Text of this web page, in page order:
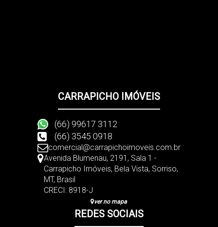
CARRAPICHO IMÓVEIS
(66) 99617 3112
(66) 3545 0918
comercial@carrapichoimoveis.com.br
Avenida Blumenau, 2191 , Sala 1 -
Carrapicho Imóveis, Bela Vista, Sorriso,
MT, Brasil
CRECI: 8918-J
ver no mapa
REDES SOCIAIS